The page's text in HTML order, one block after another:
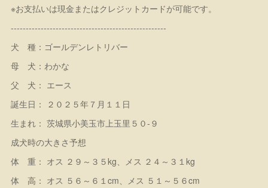
※お支払いは現金またはクレジットカードが可能です。
----------------------------------------------------
犬 種：ゴールデンレトリバー
母 犬：わかな
父 犬： エース
誕生日： ２０２５年７月１１日
生まれ： 茨城県小美玉市上玉里５０-９
成犬時の大きさ予想
体 重： オス ２９～３５kg、メス ２４～３１kg
体 高： オス ５６～６１cm、メス ５１～５６cm